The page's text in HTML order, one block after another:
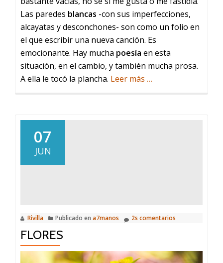
Las paredes blancas -con sus imperfecciones,
alcayatas y desconchones- son como un folio en
el que escribir una nueva canción. Es
emocionante. Hay mucha poesía en esta
situación, en el cambio, y también mucha prosa.
A ella le tocó la plancha. Leer más acerca
…
07
JUN
Rivilla Publicado en a7manos 2s comentarios
FLORES